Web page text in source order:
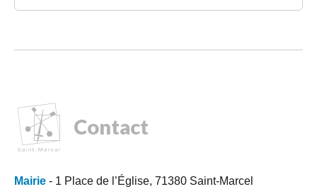
Contact
Mairie - 1 Place de l’Église, 71380 Saint-Marcel